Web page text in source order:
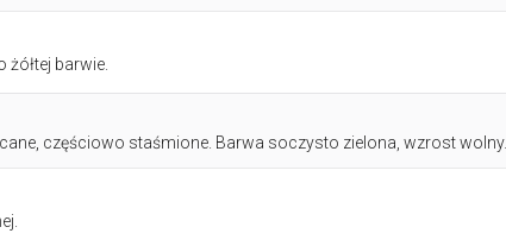
barwie.
częściowo staśmione. Barwa soczysto zielona, wzrost wolny.